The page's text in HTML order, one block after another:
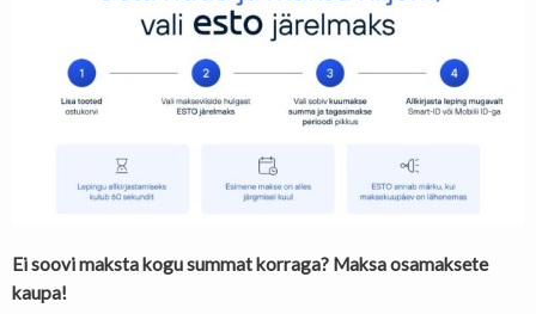
Ei soovi maksta kogu summat korraga? Maksa osamaksete
kaupa!